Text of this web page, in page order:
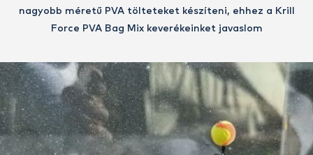
nagyobb méretű PVA tölteteket készíteni, ehhez a Krill
Force PVA Bag Mix keverékeinket javaslom